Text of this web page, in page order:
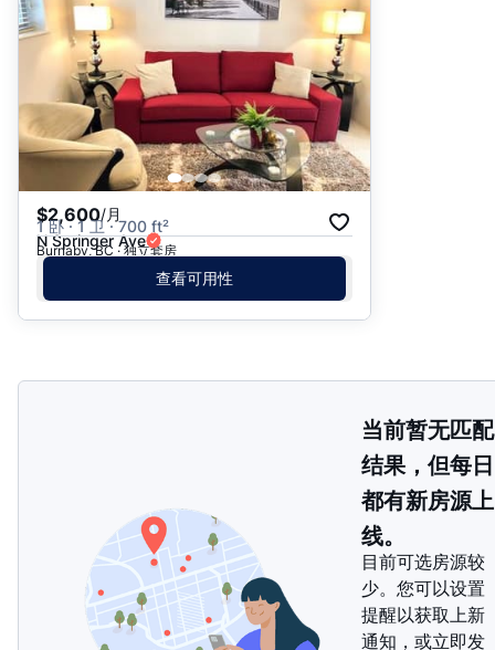
$2,600/月
1 卧 · 1 卫 · 700 ft²
N Springer Ave
Burnaby, BC · 独立套房
查看可用性
当前暂无匹配
结果，但每日
都有新房源上
线。
目前可选房源较
少。您可以设置
提醒以获取上新
通知，或立即发